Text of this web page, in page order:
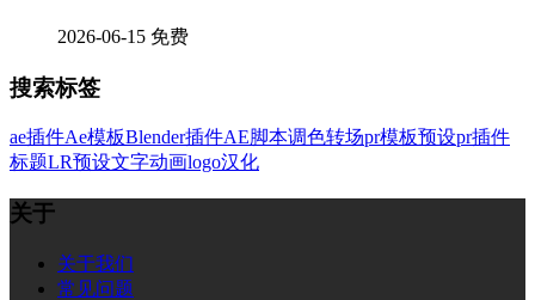
2026-06-15 免费
搜索标签
ae插件Ae模板Blender插件AE脚本调色转场pr模板预设pr插件
标题LR预设文字动画logo汉化
关于
关于我们
常见问题